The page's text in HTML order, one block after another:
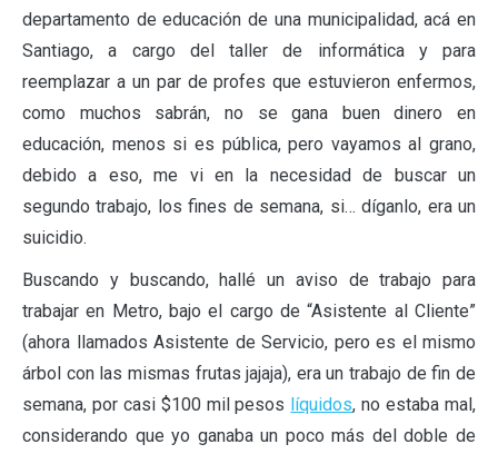
departamento de educación de una municipalidad, acá en
Santiago, a cargo del taller de informática y para
reemplazar a un par de profes que estuvieron enfermos,
como muchos sabrán, no se gana buen dinero en
educación, menos si es pública, pero vayamos al grano,
debido a eso, me vi en la necesidad de buscar un
segundo trabajo, los fines de semana, si… díganlo, era un
suicidio.
Buscando y buscando, hallé un aviso de trabajo para
trabajar en Metro, bajo el cargo de “Asistente al Cliente”
(ahora llamados Asistente de Servicio, pero es el mismo
árbol con las mismas frutas jajaja), era un trabajo de fin de
semana, por casi $100 mil pesos líquidos, no estaba mal,
considerando que yo ganaba un poco más del doble de